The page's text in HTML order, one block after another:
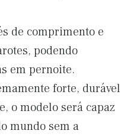
de comprimento e
podendo
em pernoite.
forte, durável
o modelo será capaz
mundo sem a